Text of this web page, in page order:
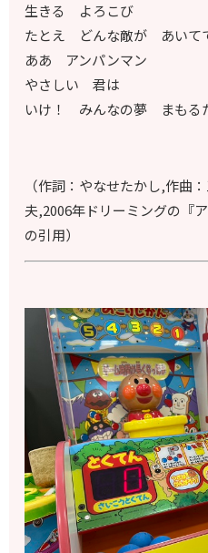
生きる よろこび
たとえ どんな敵が あいて
ああ アンパンマン
やさしい 君は
いけ！ みんなの夢 まもる
（作詞：やなせたかし,作曲
夫,2006年ドリーミングの『
の引用）